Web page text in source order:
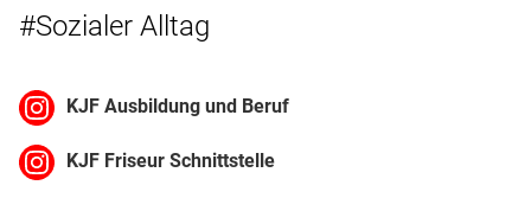
#Sozialer Alltag
KJF Ausbildung und Beruf
KJF Friseur Schnittstelle